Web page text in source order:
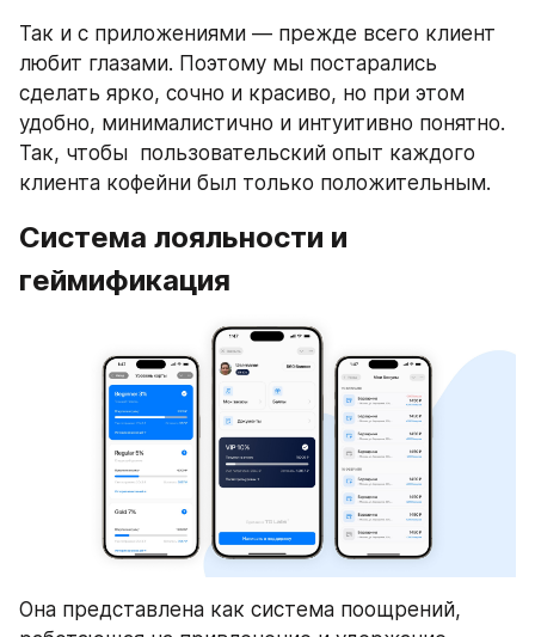
Так и с приложениями — прежде всего клиент
любит глазами. Поэтому мы постарались
сделать ярко, сочно и красиво, но при этом
удобно, минималистично и интуитивно понятно.
Так, чтобы  пользовательский опыт каждого
клиента кофейни был только положительным.
Система лояльности и
геймификация
Она представлена как система поощрений,